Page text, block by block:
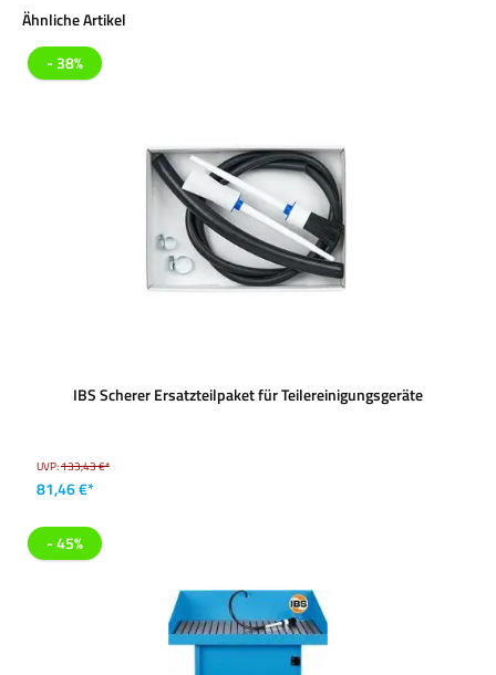
Produktgalerie überspringen
Ähnliche Artikel
- 38%
IBS Scherer Ersatzteilpaket für Teilereinigungsgeräte
UVP:133,43 €*
81,46 €*
- 45%